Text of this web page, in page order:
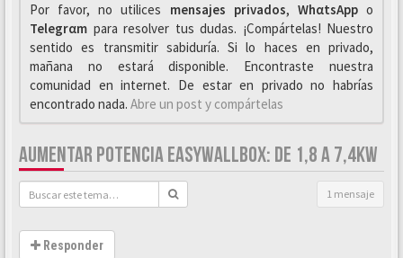
Por favor, no utilices mensajes privados, WhαtsAppo
Telegrαm para resolver tus dudas. ¡Compártelas! Nuestro
sentido es transmitir sabiduría. Si lo haces en privado,
mañana no estará disponible. Encontraste nuestra
comunidad en internet. De estar en privado no habrías
encontrado nada. Abre un post y compártelas
AUMENTAR POTENCIA EASYWALLBOX: DE 1,8 A 7,4KW
1 mensaje
Responder